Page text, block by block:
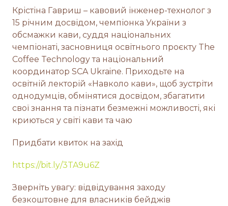
Крістіна Гавриш – кавовий інженер-технолог з
15 річним досвідом, чемпіонка України з
обсмажки кави, суддя національних
чемпіонаті, засновниця освітнього проєкту The
Coffee Technology та національний
координатор SCA Ukraine. Приходьте на
освітній лекторій «Навколо кави», щоб зустріти
однодумців, обмінятися досвідом, збагатити
свої знання та пізнати безмежні можливості, які
криються у світі кави та чаю
Придбати квиток на захід
https://bit.ly/3TA9u6Z
Зверніть увагу: відвідування заходу
безкоштовне для власників бейджів